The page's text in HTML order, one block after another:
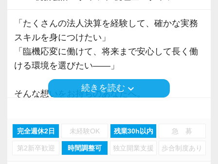
具体的には、
・毎月１回の上司との面談により現状の課題や
今後のやりたいことを共有しています。
・マニュアルが豊富なため、マニュアルを基に
効率的に進められます。
業務に活用しています。
・その他、必要に応じて研修をご用意していま
す。
実務と勉強を両立しながら成長できる環境で
す。
■ 求める人物像
・チームで協力しながら成果を出せる方
加えて私たちは、
れがちですが、当事務所の月平均残業時間は
【10時間程度】と、業界内でもトップクラスに
少なめです。
業務の効率化とチームでの相互フォローが徹底
されているため、繁忙期を除けば、定時でサッ
と退社するスタッフがほとんどです。
さらに、メンバーから「本当に助かる！」と大
好評なのが【時差出勤制度】です。
出社・退社時間を1時間の範囲内（30分単位）で
「たくさんの法人決算を経験して、確かな実務
スキルを身につけたい」
「臨機応変に働けて、将来まで安心して長く働
ける環境を選びたい――」
そんな想いをお持ちのあなたへ。
税理士法人常盤税務会計事務所は、20代〜40代
続きを読む keyboard_arrow_down
完全週休2日 未経験OK 残業30h以内 急 募
第2新卒歓迎 時間調整可 独立開業支援 歩合制度あり